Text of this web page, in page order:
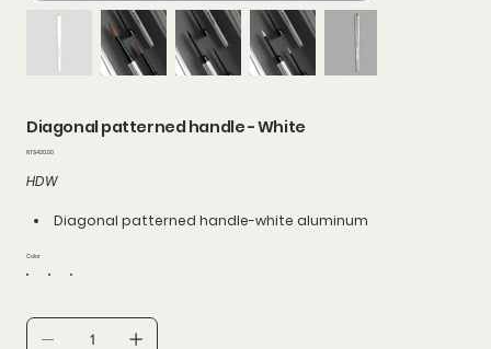
Diagonal patterned handle - White
價
NT$420.00
HDW
Diagonal patterned handle-white aluminum
Color